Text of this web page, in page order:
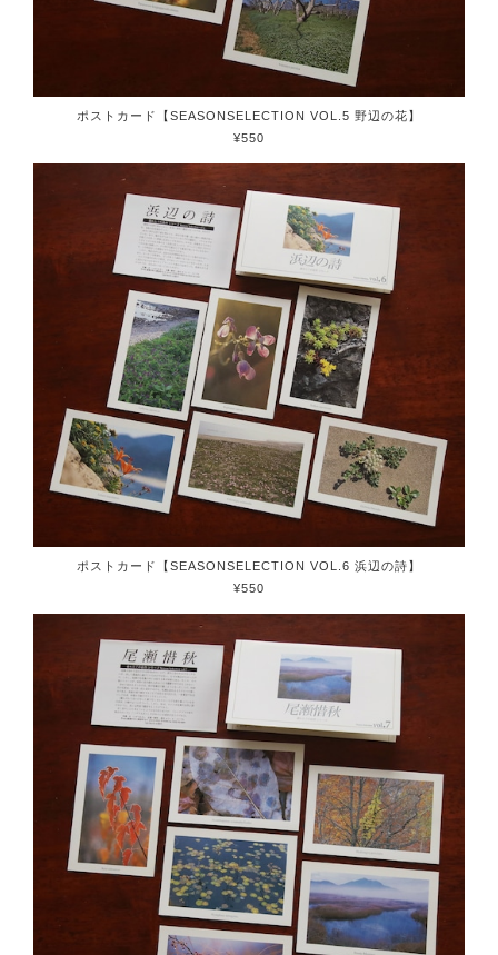
ポストカード【SEASONSELECTION VOL.5 野辺の花】
¥550
ポストカード【SEASONSELECTION VOL.6 浜辺の詩】
¥550